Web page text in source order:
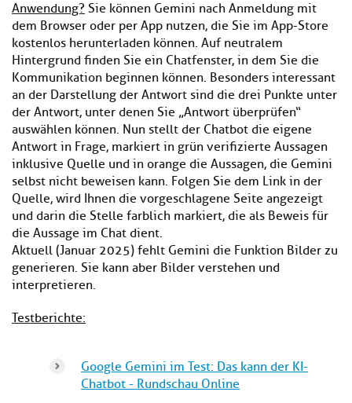
Anwendung? Sie können Gemini nach Anmeldung mit
dem Browser oder per App nutzen, die Sie im App-Store
kostenlos herunterladen können. Auf neutralem
Hintergrund finden Sie ein Chatfenster, in dem Sie die
Kommunikation beginnen können. Besonders interessant
an der Darstellung der Antwort sind die drei Punkte unter
der Antwort, unter denen Sie „Antwort überprüfen“
auswählen können. Nun stellt der Chatbot die eigene
Antwort in Frage, markiert in grün verifizierte Aussagen
inklusive Quelle und in orange die Aussagen, die Gemini
selbst nicht beweisen kann. Folgen Sie dem Link in der
Quelle, wird Ihnen die vorgeschlagene Seite angezeigt
und darin die Stelle farblich markiert, die als Beweis für
die Aussage im Chat dient.
Aktuell (Januar 2025) fehlt Gemini die Funktion Bilder zu
generieren. Sie kann aber Bilder verstehen und
interpretieren.
Testberichte:
Google Gemini im Test: Das kann der KI-
Chatbot - Rundschau Online